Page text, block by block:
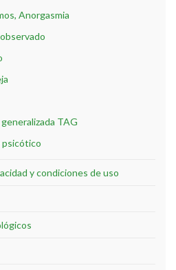
Anorgasmia
TAG
y condiciones de uso